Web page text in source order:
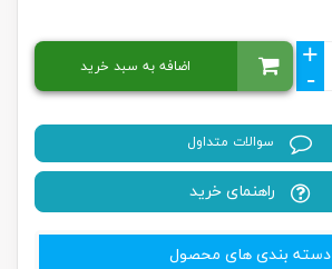
+
-
اضافه به سبد خرید
سوالات متداول
راهنمای خرید
دسته بندی های محصول